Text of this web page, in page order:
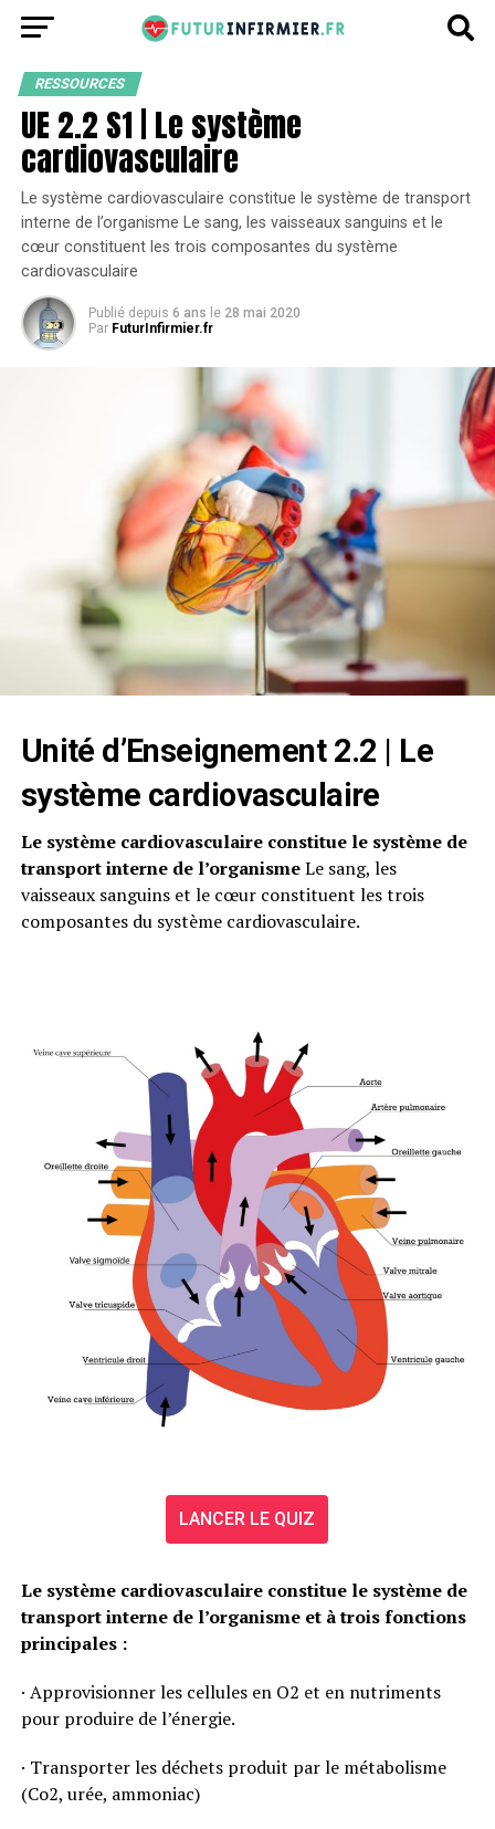
RESSOURCES
UE 2.2 S1 | Le système
cardiovasculaire
Le système cardiovasculaire constitue le système de transport
interne de l’organisme Le sang, les vaisseaux sanguins et le
cœur constituent les trois composantes du système
cardiovasculaire
Publié depuis 6 ans le 28 mai 2020
Par FuturInfirmier.fr
Unité d’Enseignement 2.2 | Le
système cardiovasculaire
Le système cardiovasculaire constitue le système de
transport interne de l’organismeLe sang, les
vaisseaux sanguins et le cœur constituent les trois
composantes du système cardiovasculaire.
LANCER LE QUIZ
Le système cardiovasculaire constitue le système de
transport interne de l’organisme et à trois fonctions
principales :
· Approvisionner les cellules en O2 et en nutriments
pour produire de l’énergie.
· Transporter les déchets produit par le métabolisme
(Co2, urée, ammoniac)